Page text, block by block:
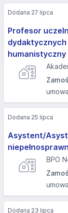
Profesor
dydaktycznych
humanistyczny
Dodana 27 lipca
Asystent/
BPO
Dodana 25 lipca
Dodana 23 lipca